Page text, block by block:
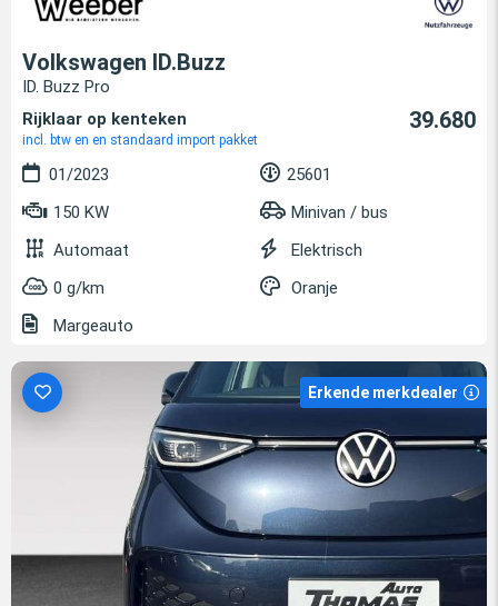
Volkswagen ID.Buzz
ID. Buzz Pro
Rijklaar op kenteken
incl. btw en en standaard import pakket
39.680
01/2023
25601
150 KW
Minivan / bus
Automaat
Elektrisch
0 g/km
Oranje
Margeauto
Erkende merkdealer